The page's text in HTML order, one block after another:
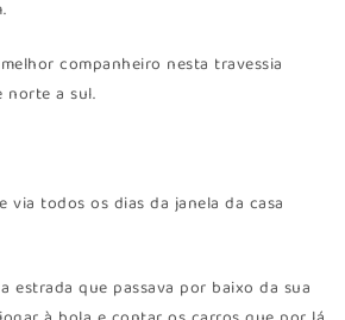
companheiro nesta travessia
norte a sul.
via todos os dias da janela da casa
estrada que passava por baixo da sua